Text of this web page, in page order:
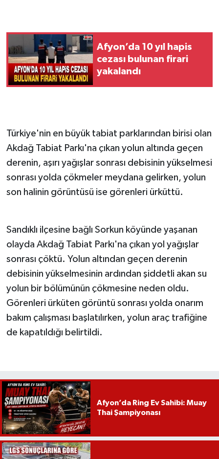
Afyon’da 10 yıl hapis
cezası bulunan firari
yakalandı
Türkiye'nin en büyük tabiat parklarından birisi olan
Akdağ Tabiat Parkı'na çıkan yolun altında geçen
derenin, aşırı yağışlar sonrası debisinin yükselmesi
sonrası yolda çökmeler meydana gelirken, yolun
son halinin görüntüsü ise görenleri ürküttü.
Sandıklı ilçesine bağlı Sorkun köyünde yaşanan
olayda Akdağ Tabiat Parkı'na çıkan yol yağışlar
sonrası çöktü. Yolun altından geçen derenin
debisinin yükselmesinin ardından şiddetli akan su
yolun bir bölümünün çökmesine neden oldu.
Görenleri ürküten görüntü sonrası yolda onarım
bakım çalışması başlatılırken, yolun araç trafiğine
de kapatıldığı belirtildi.
Afyon’da Ring Ev Sahibi: Muay
Thai Şampiyonası